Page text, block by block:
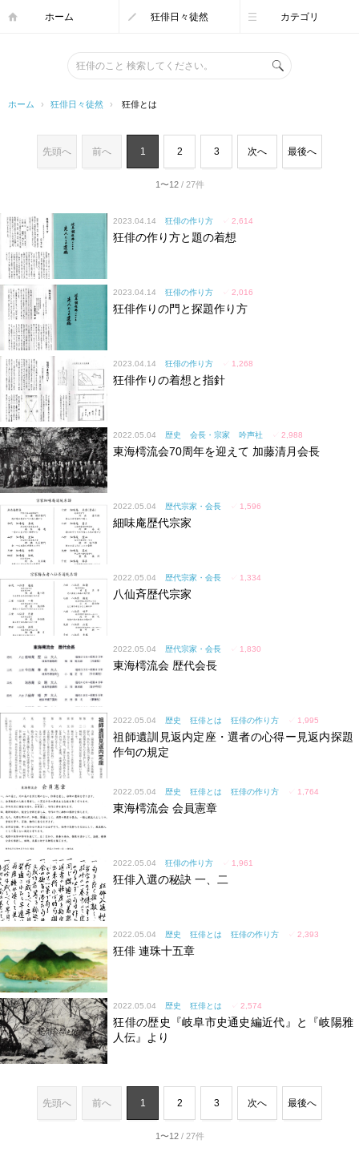
ホーム 狂俳日々徒然 カテゴリ
ホーム › 狂俳日々徒然 › 狂俳とは
先頭へ 前へ 1 2 3 次へ 最後へ
1〜12/ 27件
2023.04.14 狂俳の作り方 ✓ 2,614
狂俳の作り方と題の着想
2023.04.14 狂俳の作り方 ✓ 2,016
狂俳作りの門と探題作り方
2023.04.14 狂俳の作り方 ✓ 1,268
狂俳作りの着想と指針
2022.05.04 歴史 会長・宗家 吟声社 ✓ 2,988
東海樗流会70周年を迎えて 加藤清月会長
2022.05.04 歴代宗家・会長 ✓ 1,596
細味庵歴代宗家
2022.05.04 歴代宗家・会長 ✓ 1,334
八仙斉歴代宗家
2022.05.04 歴代宗家・会長 ✓ 1,830
東海樗流会 歴代会長
2022.05.04 歴史 狂俳とは 狂俳の作り方 ✓ 1,995
祖師遺訓見返内定座・選者の心得ー見返内探題
作句の規定
2022.05.04 歴史 狂俳とは 狂俳の作り方 ✓ 1,764
東海樗流会 会員憲章
2022.05.04 狂俳の作り方 ✓ 1,961
狂俳入選の秘訣 一、二
2022.05.04 歴史 狂俳とは 狂俳の作り方 ✓ 2,393
狂俳 連珠十五章
2022.05.04 歴史 狂俳とは ✓ 2,574
狂俳の歴史『岐阜市史通史編近代』と『岐陽雅
人伝』より
先頭へ 前へ 1 2 3 次へ 最後へ
1〜12/ 27件